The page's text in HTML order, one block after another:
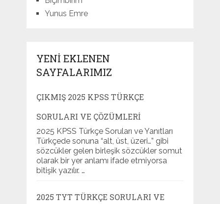
Yunus Emre
YENI EKLENEN
SAYFALARIMIZ
ÇIKMIŞ 2025 KPSS TÜRKÇE
SORULARI VE ÇÖZÜMLERI
2025 KPSS Türkçe Soruları ve Yanıtları
Türkçede sonuna “alt, üst, üzeri…” gibi
sözcükler gelen birleşik sözcükler somut
olarak bir yer anlamı ifade etmiyorsa
bitişik yazılır. …
2025 TYT TÜRKÇE SORULARI VE